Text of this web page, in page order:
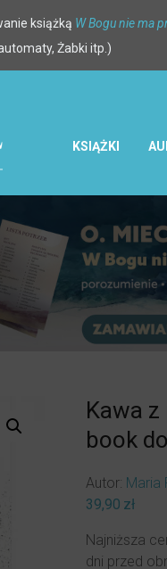
książką W Bogu nie ma
Żabki itp.)
KSIĄŻKI
Kawa
book
Autor: Maria
39,90 zł
Najniższa
dni przed